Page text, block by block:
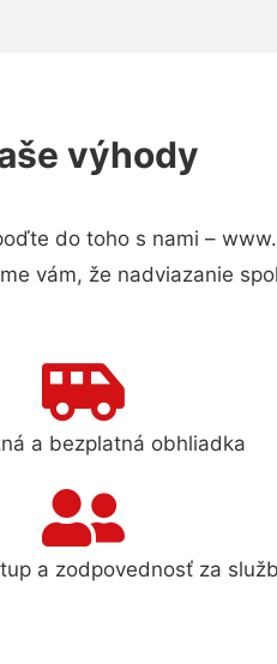
výhody
do toho s nami –
vám, že nadviazanie
a bezplatná obhliadka
a zodpovednosť za